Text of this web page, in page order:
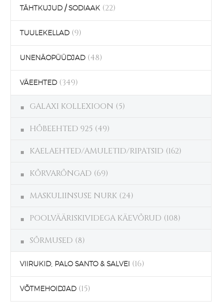
TÄHTKUJUD / SODIAAK (22)
TUULEKELLAD (9)
UNENÄOPÜÜDJAD (48)
VÄEEHTED (349)
GALAXI KOLLEXIOON (5)
HÕBEEHTED 925 (49)
KAELAEHTED/AMULETID/RIPATSID (162)
KÕRVARÕNGAD (69)
MASKULIINSUSE NURK (24)
POOLVÄÄRISKIVIDEGA KÄEVÕRUD (108)
SÕRMUSED (8)
VIIRUKID, PALO SANTO & SALVEI (16)
VÕTMEHOIDJAD (15)